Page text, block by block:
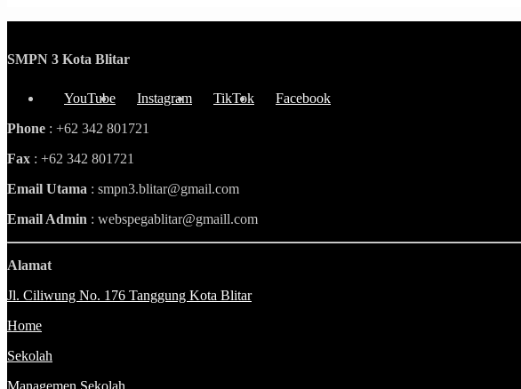
SMPN 3 Kota Blitar
YouTube Instagram TikTok
Facebook
Phone : +62 342 801721
Fax : +62 342 801721
Email Utama : smpn3.blitar@gmail.com
Email Admin : webspegablitar@gmaill.com
Alamat
Jl. Ciliwung No. 176 Tanggung Kota Blitar
Home
Sekolah
Managemen Sekolah